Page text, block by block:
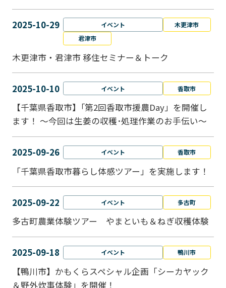
2025-10-29 イベント
木更津市
君津市
木更津市・君津市 移住セミナー＆トーク
2025-10-10 イベント 香取市
【千葉県香取市】｢第2回香取市援農Day」を開催し
ます！ ～今回は生姜の収穫･処理作業のお手伝い～
2025-09-26 イベント 香取市
「千葉県香取市暮らし体感ツアー」を実施します！
2025-09-22 イベント 多古町
多古町農業体験ツアー やまといも＆ねぎ収穫体験
2025-09-18 イベント 鴨川市
【鴨川市】かもくらスペシャル企画「シーカヤック
＆野外炊事体験」を開催！